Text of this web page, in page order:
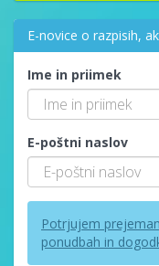
E-novice o razpisih,
Ime in priimek
E-poštni naslov
Potrjujem
ponudbah in